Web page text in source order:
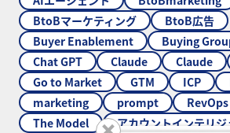
BtoBマーケティング
BtoB広告
Buyer Enablement
Buying
Chat GPT
Claude Claude
Go to Market
GTM ICP
marketing
prompt RevOps
The Model
アカウントインテリジ